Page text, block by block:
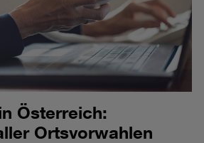
Österreich:
Ortsvorwahlen